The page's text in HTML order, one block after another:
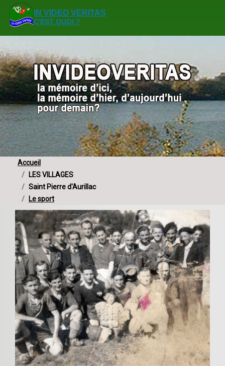
IN VIDEO VERITAS
C'EST QUOI ?
Accueil
LES VILLAGES
Saint Pierre d'Aurillac
Le sport